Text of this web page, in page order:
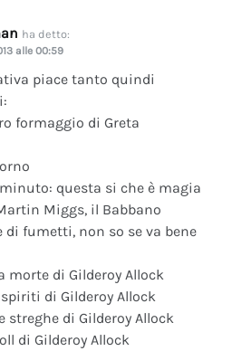
ha detto:
alle 00:59
piace tanto quindi
formaggio di Greta
questa si che è magia
Miggs, il Babbano
di fumetti, non so se va bene
morte di Gilderoy Allock
di Gilderoy Allock
streghe di Gilderoy Allock
di Gilderoy Allock